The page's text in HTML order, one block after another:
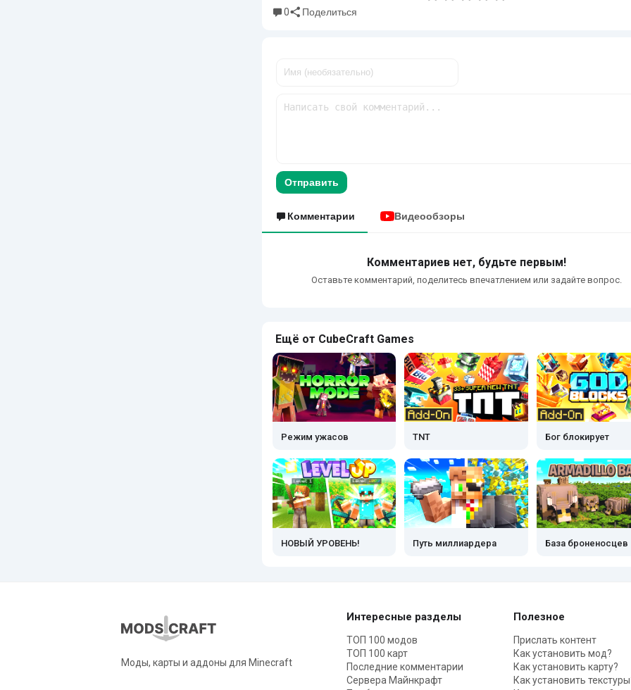
0 Поделиться
Отправить
Комментарии Видеообзоры
Комментариев нет, будьте первым!
Оставьте комментарий, поделитесь впечатлением или задайте вопрос.
Ещё от CubeCraft Games
Режим ужасов TNT Бог блокирует
НОВЫЙ УРОВЕНЬ! Путь миллиардера База броненосцев
Моды, карты и аддоны для Minecraft
Интересные разделы
ТОП 100 модов
ТОП 100 карт
Последние комментарии
Сервера Майнкрафт
Полезное
Прислать контент
Как установить мод?
Как установить карту?
Как установить